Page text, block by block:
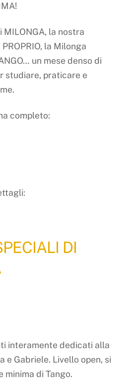
MILONGA, la nostra
PROPRIO, la Milonga
un mese denso di
studiare, praticare e
completo:
DI
interamente dedicati alla
e Gabriele. Livello open, si
minima di Tango.